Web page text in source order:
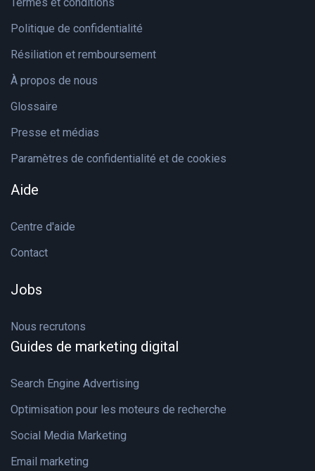
Politique de confidentialité
Résiliation et remboursement
À propos de nous
Glossaire
Presse et médias
Paramètres de confidentialité et de cookies
Aide
Centre d'aide
Contact
Jobs
Nous recrutons
Guides de marketing digital
Search Engine Advertising
Optimisation pour les moteurs de recherche
Social Media Marketing
Email marketing